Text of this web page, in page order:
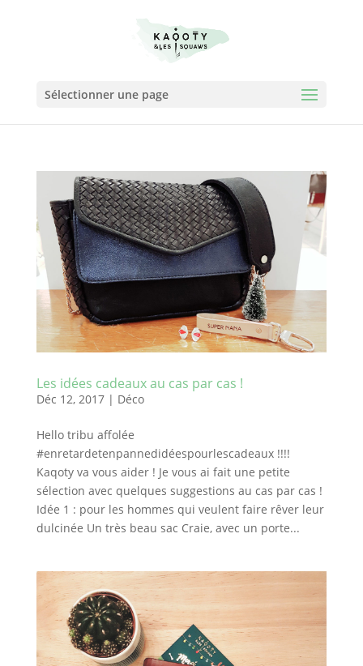
Sélectionner une page
Les idées cadeaux au cas par cas !
Déc 12, 2017| Déco
Hello tribu affolée
#enretardetenpannedidéespourlescadeaux !!!!
Kaqoty va vous aider ! Je vous ai fait une petite
sélection avec quelques suggestions au cas par cas !
Idée 1 : pour les hommes qui veulent faire rêver leur
dulcinée Un très beau sac Craie, avec un porte...